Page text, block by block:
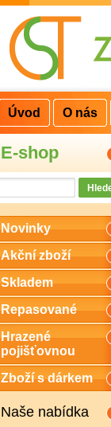
E-shop
Novinky
Akční zboží
Skladem
Repasované
Hrazené
pojišťovnou
Zboží s dárkem
Naše nabídka
Úvod O nás